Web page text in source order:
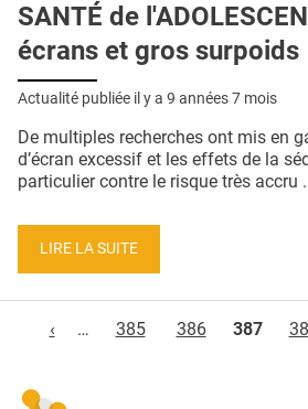
SANTÉ de
écrans et gros surpoids
Actualité publiée il y a 9 années 7 mois
De multiples recherches ont mis en
d’écran excessif et les effets de la
particulier contre le risque très accru
LIRE LA SUITE
‹
… 385 386 387